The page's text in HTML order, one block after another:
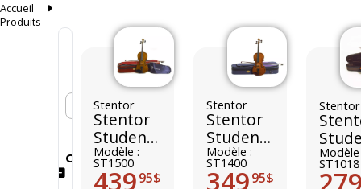
Accueil
Produits
En stock seulement
Conditions
Stentor
Stentor
Student
II
Modèle :
ST1500
43995$
Stentor
Stentor
Student
IModèle :
ST1400
34995$
Stentor
Modèle
ST1018
279